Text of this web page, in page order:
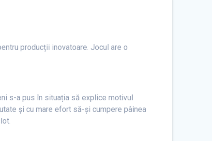
producții inovatoare. Jocul are o
s-a pus în situația să explice motivul
și cu mare efort să-și cumpere pâinea